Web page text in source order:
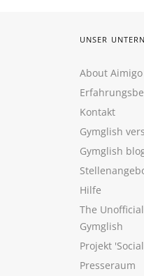
UNSER
About Aimigo
Kontakt
Gymglish
Gymglish
Hilfe
The
Gymglish
Projekt
Presseraum